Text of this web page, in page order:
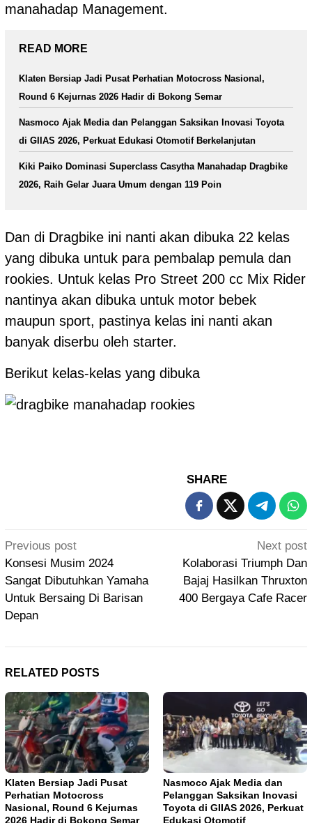
manahadap Management.
READ MORE
Klaten Bersiap Jadi Pusat Perhatian Motocross Nasional,
Round 6 Kejurnas 2026 Hadir di Bokong Semar
Nasmoco Ajak Media dan Pelanggan Saksikan Inovasi Toyota
di GIIAS 2026, Perkuat Edukasi Otomotif Berkelanjutan
Kiki Paiko Dominasi Superclass Casytha Manahadap Dragbike
2026, Raih Gelar Juara Umum dengan 119 Poin
Dan di Dragbike ini nanti akan dibuka 22 kelas
yang dibuka untuk para pembalap pemula dan
rookies. Untuk kelas Pro Street 200 cc Mix Rider
nantinya akan dibuka untuk motor bebek
maupun sport, pastinya kelas ini nanti akan
banyak diserbu oleh starter.
Berikut kelas-kelas yang dibuka
SHARE
Post
navigation
Previous post
Konsesi Musim 2024
Sangat Dibutuhkan Yamaha
Untuk Bersaing Di Barisan
Depan
Next post
Kolaborasi Triumph Dan
Bajaj Hasilkan Thruxton
400 Bergaya Cafe Racer
RELATED POSTS
Klaten Bersiap Jadi Pusat
Perhatian Motocross
Nasional, Round 6 Kejurnas
2026 Hadir di Bokong Semar
Nasmoco Ajak Media dan
Pelanggan Saksikan Inovasi
Toyota di GIIAS 2026, Perkuat
Edukasi Otomotif